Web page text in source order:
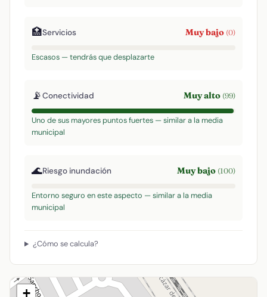
🏥Servicios Muy bajo (0)
Escasos — tendrás que desplazarte
📡Conectividad Muy alto (99)
Uno de sus mayores puntos fuertes — similar a la media
municipal
🌊Riesgo inundación Muy bajo (100)
Entorno seguro en este aspecto — similar a la media
municipal
¿Cómo se calcula?
+